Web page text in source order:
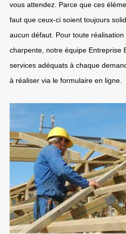
vous attendez. Parce que ces
faut que ceux-ci soient toujours
aucun défaut. Pour toute
charpente, notre équipe Entreprise
services adéquats à chaque
à réaliser via le formulaire en ligne.